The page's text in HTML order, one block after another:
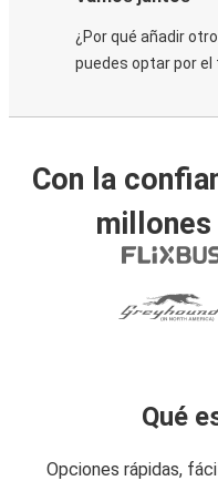
¿Por qué añadir
puedes optar por
Con la
millones
Qué
Opciones rápidas,